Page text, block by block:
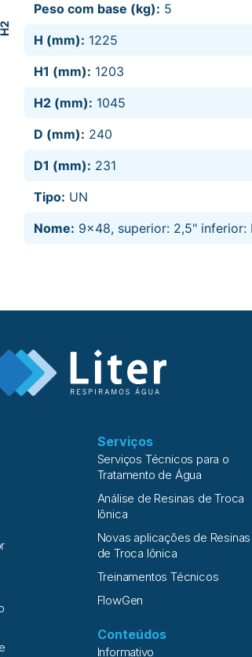
Peso com base (kg): 5
H (mm): 1225
H1 (mm): 1203
H2 (mm): 1045
D (mm): 240
D1 (mm): 231
Tipo: UN
Nome: 9x48, superior: 2,5" inferior:
Serviços
Serviços Técnicos para o
Tratamento de Água
Análise de Resinas de Troca
Iônica
Novas aplicações de Resinas
de Troca Iônica
Treinamentos Técnicos
FlowGen
Conteúdos
Informativo